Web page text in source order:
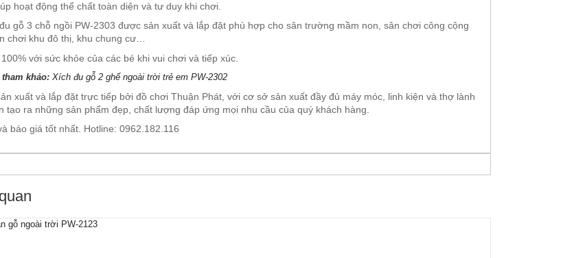
hoạt động thể chất toàn diện và tư duy khi chơi.
gỗ 3 chỗ ngồi PW-2303 được sản xuất và lắp đặt phù hợp cho sân trường mầm non, sân chơi công cộng
chơi khu đô thị, khu chung cư…
với sức khỏe của các bé khi vui chơi và tiếp xúc.
khảo: Xích đu gỗ 2 ghế ngoài trời trẻ em PW-2302
xuất và lắp đặt trực tiếp bởi đồ chơi Thuận Phát, với cơ sở sản xuất đầy đủ máy móc, linh kiện và thợ lành
tạo ra những sản phẩm đẹp, chất lượng đáp ứng mọi nhu cầu của quý khách hàng.
báo giá tốt nhất. Hotline: 0962.182.116